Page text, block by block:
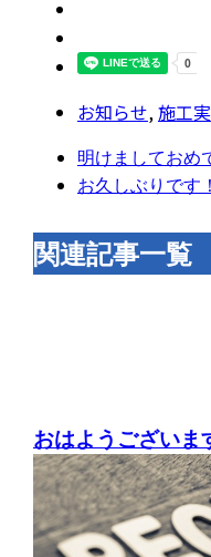
お知らせ,施工
明けましておめ
お久しぶりです！
関連記事一覧
おはようございま